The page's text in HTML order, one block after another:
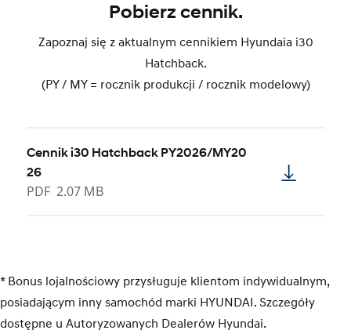
Pobierz cennik.
Zapoznaj się z aktualnym cennikiem Hyundaia i30
Hatchback.
(PY / MY = rocznik produkcji / rocznik modelowy)
Cennik i30 Hatchback PY2026/MY20
26
PDF 2.07 MB
* Bonus lojalnościowy przysługuje klientom indywidualnym,
posiadającym inny samochód marki HYUNDAI. Szczegóły
dostępne u Autoryzowanych Dealerów Hyundai.